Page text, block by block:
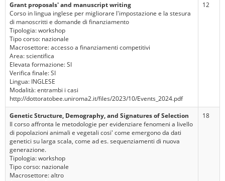
Grant proposals' and manuscript writing
Corso in lingua inglese per migliorare l'impostazione e la stesura
di manoscritti e domande di finanziamento
Tipologia: workshop
Tipo corso: nazionale
Macrosettore: accesso a finanziamenti competitivi
Area: scientifica
Elevata formazione: SI
Verifica finale: SI
Lingua: INGLESE
Modalità: entrambi i casi
http://dottoratobee.uniroma2.it/files/2023/10/Events_2024.pdf
12
Genetic Structure, Demography, and Signatures of Selection
Il corso affronta le metodologie per evidenziare fenomeni a livello
di popolazioni animali e vegetali cosi' come emergono da dati
genetici su larga scala, come ad es. sequenziamenti di nuova
generazione.
Tipologia: workshop
Tipo corso: nazionale
Macrosettore: altro
18